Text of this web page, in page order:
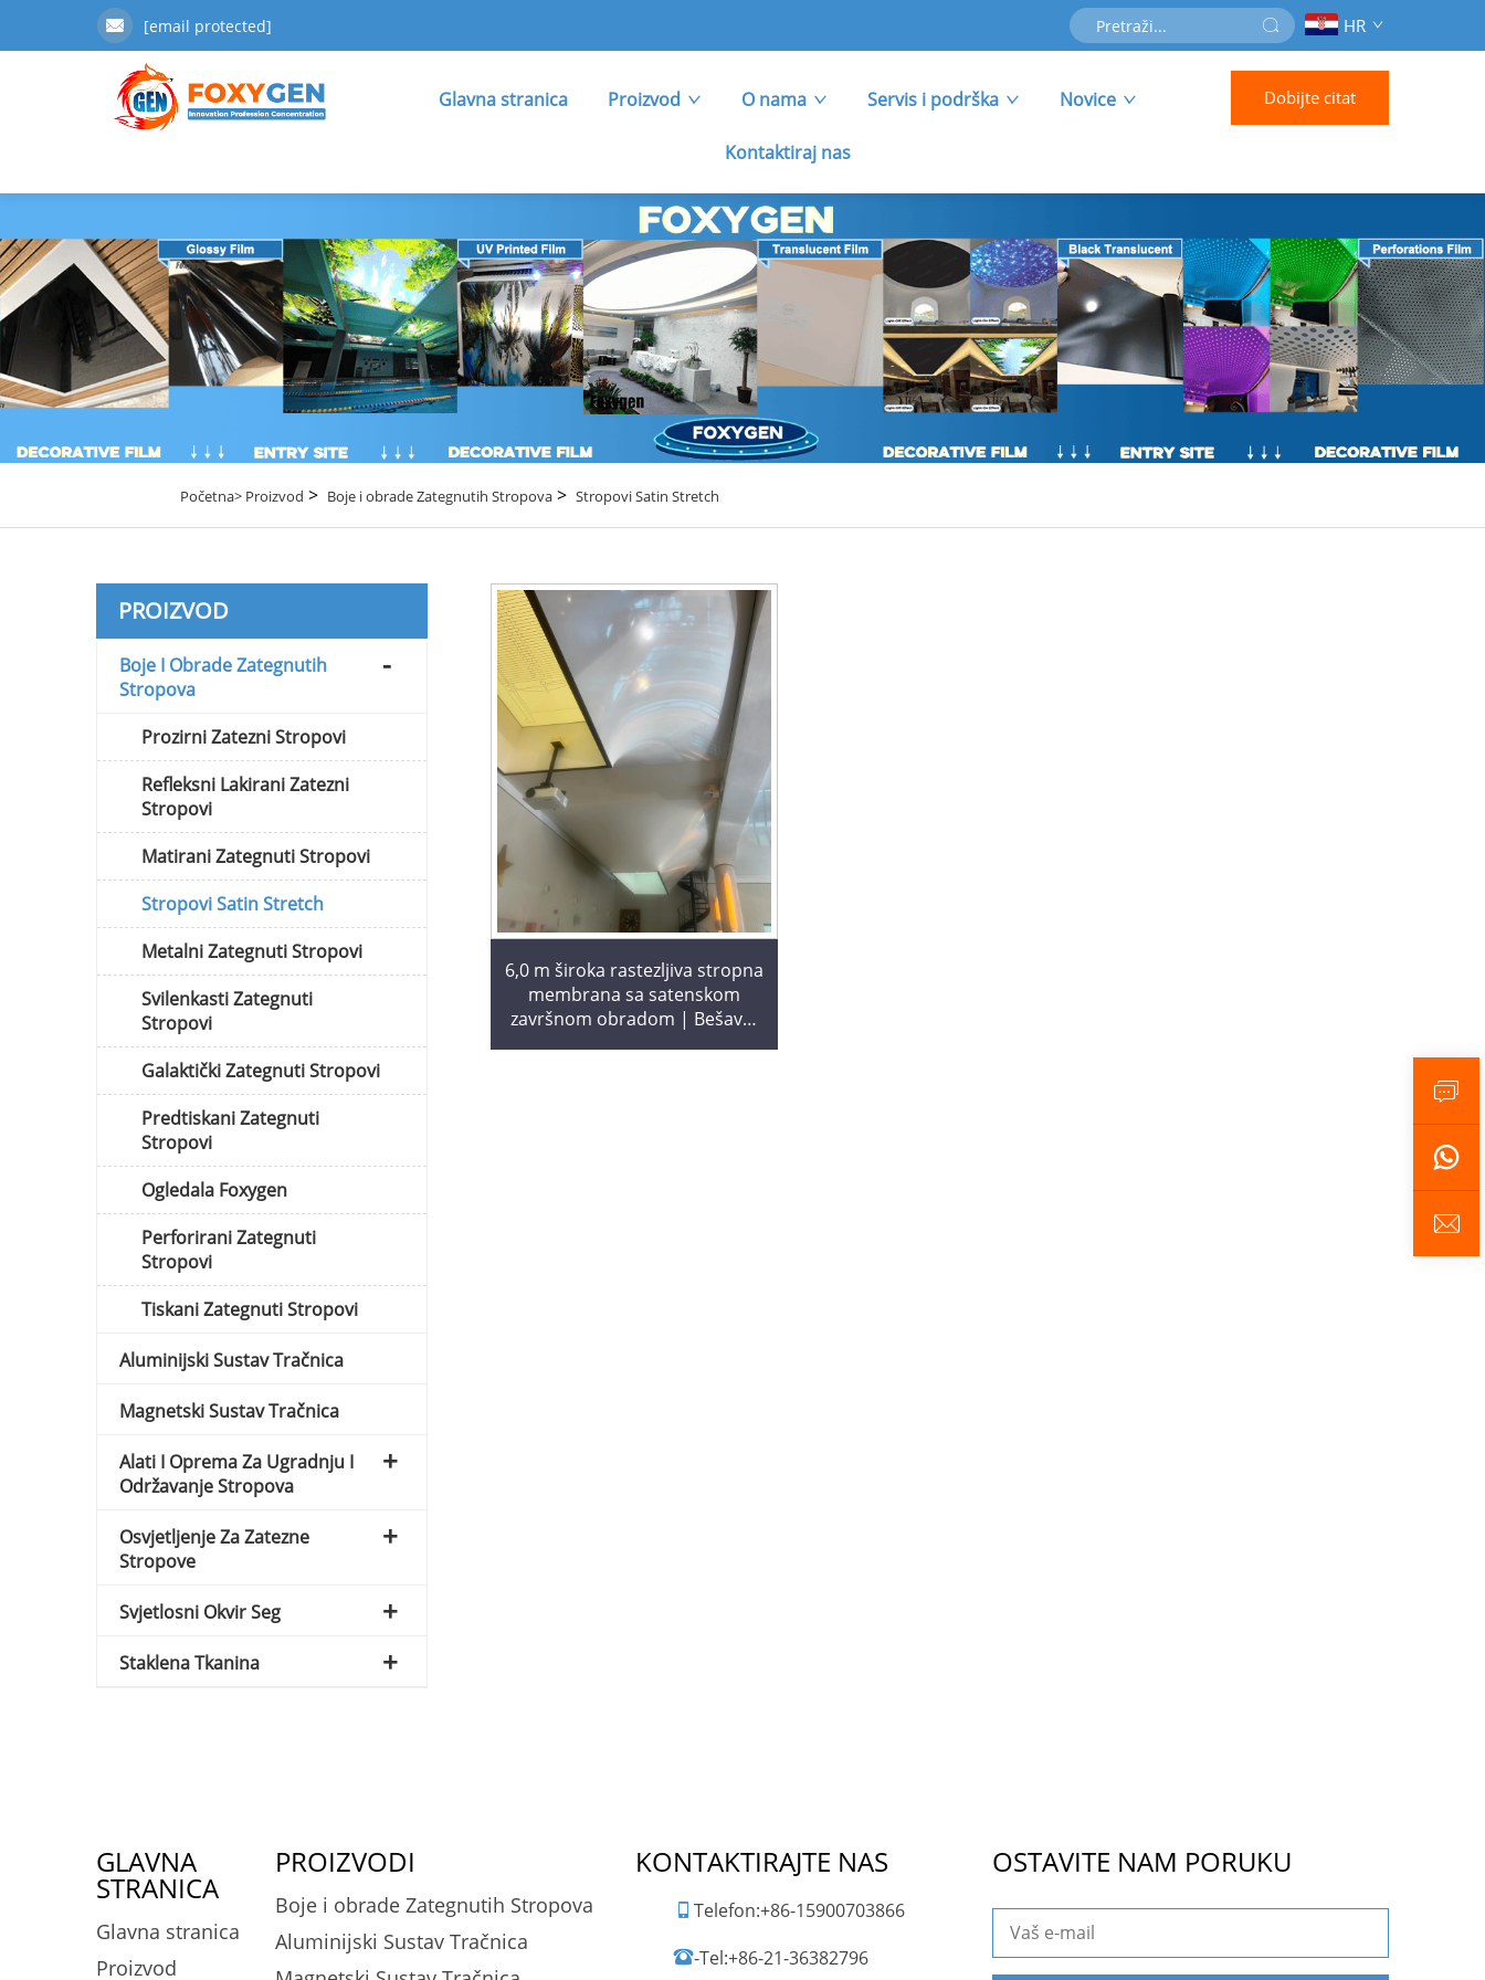
[email protected] HR
Glavna stranica Proizvod O nama Servis i podrška Novice
Kontaktiraj nas
Dobijte citat
Početna> Proizvod > Boje i obrade Zategnutih Stropova> Stropovi Satin Stretch
PROIZVOD
Boje I Obrade Zategnutih
Stropova
Prozirni Zatezni Stropovi
Refleksni Lakirani Zatezni
Stropovi
Matirani Zategnuti Stropovi
Stropovi Satin Stretch
Metalni Zategnuti Stropovi
Svilenkasti Zategnuti
Stropovi
Galaktički Zategnuti Stropovi
Predtiskani Zategnuti
Stropovi
Ogledala Foxygen
Perforirani Zategnuti
Stropovi
Tiskani Zategnuti Stropovi
Aluminijski Sustav Tračnica
Magnetski Sustav Tračnica
Alati I Oprema Za Ugradnju I
Održavanje Stropova
Osvjetljenje Za Zatezne
Stropove
Svjetlosni Okvir Seg
Staklena Tkanina
6,0 m široka rastezljiva stropna
membrana sa satenskom
završnom obradom | Bešavni
GLAVNA
STRANICA
Glavna stranica
Proizvod
PROIZVODI
Boje i obrade Zategnutih Stropova
Aluminijski Sustav Tračnica
KONTAKTIRAJTE NAS
Telefon:+86-15900703866
-Tel:+86-21-36382796
OSTAVITE NAM PORUKU